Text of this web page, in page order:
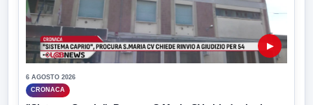
▶
6 AGOSTO 2026
CRONACA